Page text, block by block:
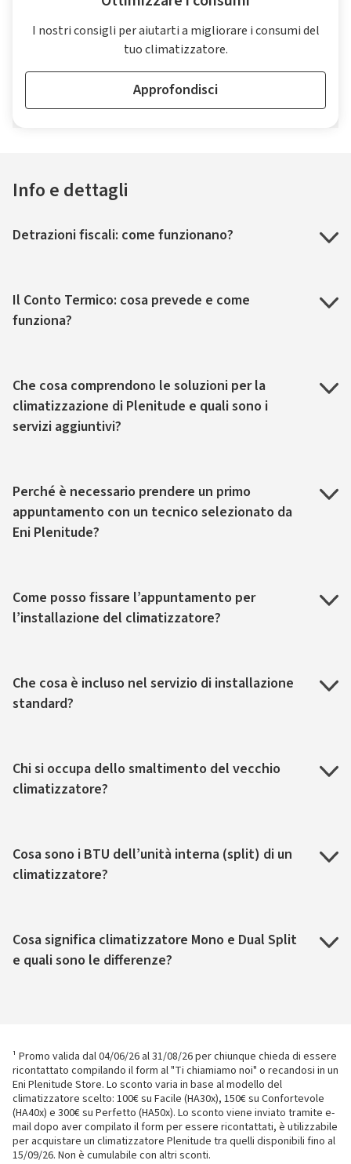
I nostri consigli per aiutarti a migliorare i consumi del
tuo climatizzatore.
Approfondisci
Info e dettagli
Detrazioni fiscali: come funzionano?
Il Conto Termico: cosa prevede e come
funziona?
Che cosa comprendono le soluzioni per la
climatizzazione di Plenitude e quali sono i
servizi aggiuntivi?
Perché è necessario prendere un primo
appuntamento con un tecnico selezionato da
Eni Plenitude?
Come posso fissare l’appuntamento per
l’installazione del climatizzatore?
Che cosa è incluso nel servizio di installazione
standard?
Chi si occupa dello smaltimento del vecchio
climatizzatore?
Cosa sono i BTU dell’unità interna (split) di un
climatizzatore?
Cosa significa climatizzatore Mono e Dual Split
e quali sono le differenze?
¹ Promo valida dal 04/06/26 al 31/08/26 per chiunque chieda di essere
ricontattato compilando il form al "Ti chiamiamo noi" o recandosi in un
Eni Plenitude Store. Lo sconto varia in base al modello del
climatizzatore scelto: 100€ su Facile (HA30x), 150€ su Confortevole
(HA40x) e 300€ su Perfetto (HA50x). Lo sconto viene inviato tramite e-
mail dopo aver compilato il form per essere ricontattati, è utilizzabile
per acquistare un climatizzatore Plenitude tra quelli disponibili fino al
15/09/26. Non è cumulabile con altri sconti.